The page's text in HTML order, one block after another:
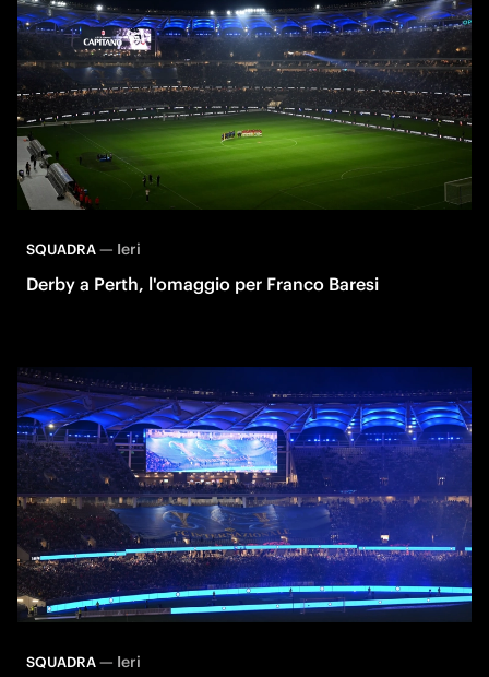
SQUADRA— Ieri
Derby a Perth, l'omaggio per Franco Baresi
SQUADRA— Ieri